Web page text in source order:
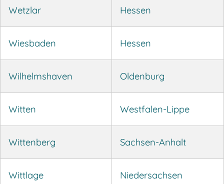
Wetzlar Hessen
Wiesbaden Hessen
Wilhelmshaven Oldenburg
Witten Westfalen-Lippe
Wittenberg Sachsen-Anhalt
Wittlage Niedersachsen